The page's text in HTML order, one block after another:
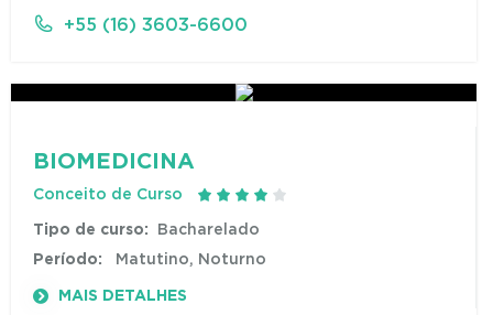
+55 (16) 3603-6600
BIOMEDICINA
Conceito de Curso
Tipo de curso: Bacharelado
Período: Matutino, Noturno
MAIS DETALHES